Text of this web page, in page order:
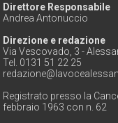
Direttore Responsabile
Andrea Antonuccio
Direzione e redazione
Via Vescovado, 3 -
Tel. 0131 51 22 25
Registrato presso la
febbraio 1963 con n. 62